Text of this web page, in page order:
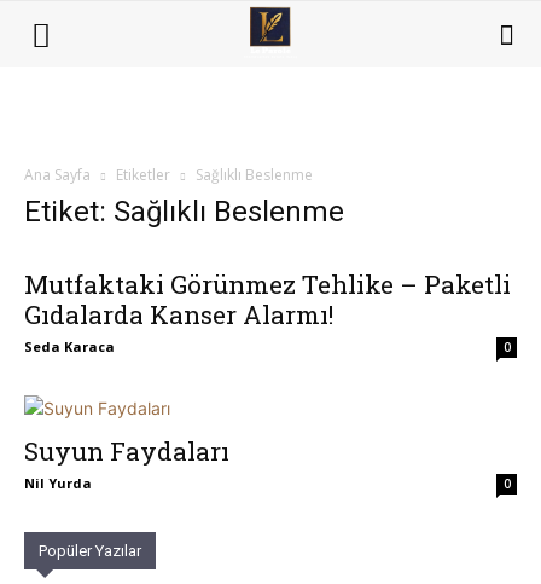
Ana Sayfa Etiketler Sağlıklı Beslenme
Etiket: Sağlıklı Beslenme
Mutfaktaki Görünmez Tehlike – Paketli
Gıdalarda Kanser Alarmı!
Seda Karaca 0
Suyun Faydaları
Nil Yurda 0
Popüler Yazılar